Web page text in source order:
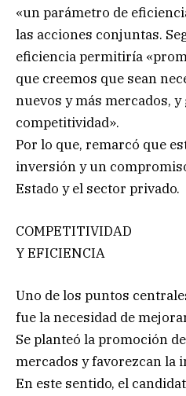
«un parámetro de
las acciones conjuntas.
eficiencia permitiría
que creemos que sean
nuevos y más mercados,
competitividad».
Por lo que, remarcó que
inversión y un
Estado y el sector privado.
COMPETITIVIDAD
Y EFICIENCIA
Uno de los puntos
fue la necesidad de
Se planteó la promoción
mercados y favorezcan la
En este sentido, el